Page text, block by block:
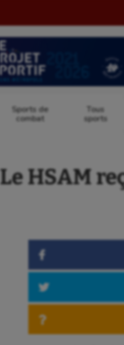
Sports de
combat
Tous
sports
HSAM